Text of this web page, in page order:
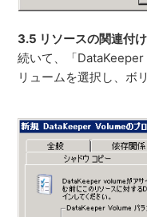
3.5 リソースの関連付け
続いて、「
リュームを選択し、ボ